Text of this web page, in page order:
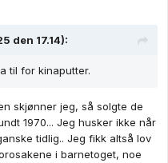
den 17.14):
til for kinaputter.
skjønner jeg, så solgte de
1970... Jeg husker ikke når
tidlig.. Jeg fikk altså lov
i barnetoget, noe